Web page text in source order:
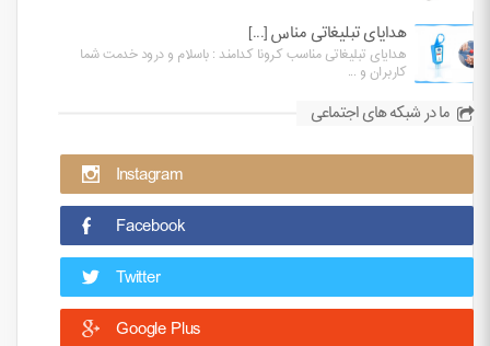
هدایای تبلیغاتی مناس [...]
هدایای تبلیغاتی مناسب کرونا کدامند : باسلام و درود خدمت شما
کاربران و ...
ما در شبکه های اجتماعی
Instagram
Facebook
Twitter
Google Plus